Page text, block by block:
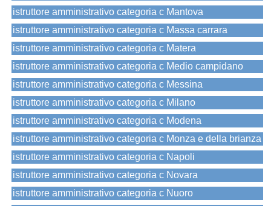
istruttore amministrativo categoria c Mantova
istruttore amministrativo categoria c Massa carrara
istruttore amministrativo categoria c Matera
istruttore amministrativo categoria c Medio campidano
istruttore amministrativo categoria c Messina
istruttore amministrativo categoria c Milano
istruttore amministrativo categoria c Modena
istruttore amministrativo categoria c Monza e della brianza
istruttore amministrativo categoria c Napoli
istruttore amministrativo categoria c Novara
istruttore amministrativo categoria c Nuoro